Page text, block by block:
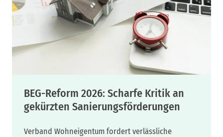
BEG-Reform 2026: Scharfe Kritik an
gekürzten Sanierungsförderungen
Verband Wohneigentum fordert verlässliche